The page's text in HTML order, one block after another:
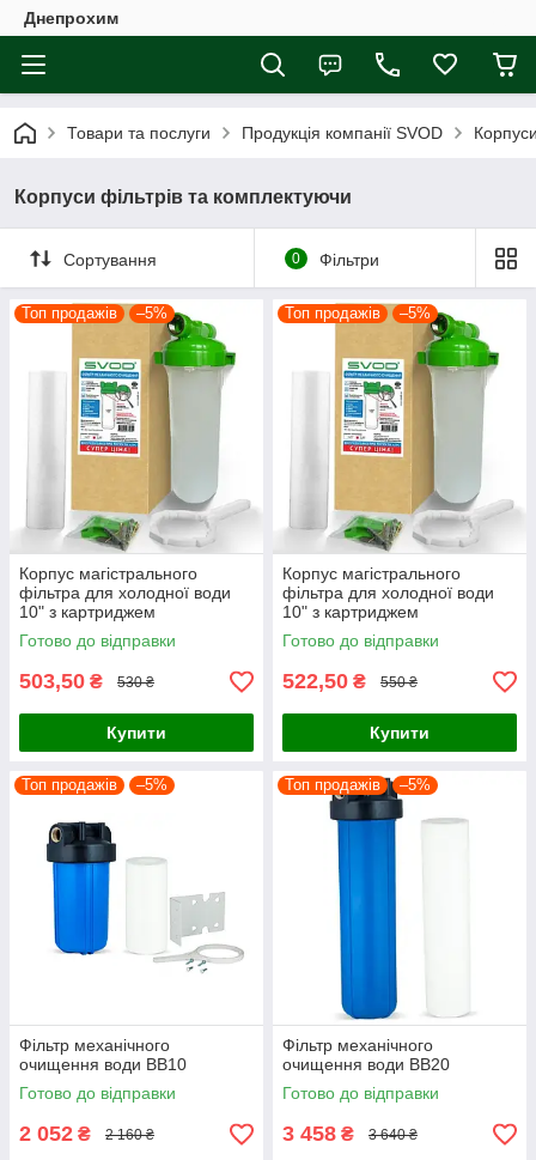
Днепрохим
Товари та послуги Продукція компанії SVOD
Корпуси фільтрів та комплектуючи
Сортування 0 Фільтри
Топ продажів –5%
Корпус магістрального
фільтра для холодної води
10" з картриджем
механічного очищення (L1 /
2) підключення - латунна
Готово до відправки
503,50 ₴ 530 ₴
Купити
Топ продажів –5%
Корпус магістрального
фільтра для холодної води
10" з картриджем
механічного очищення (L3/4)
підключення - латунна різьба
Готово до відправки
522,50 ₴ 550 ₴
Купити
Топ продажів –5%
Фільтр механічного
очищення води ВВ10
Готово до відправки
2 052 ₴ 2 160 ₴
Топ продажів –5%
Фільтр механічного
очищення води ВВ20
Готово до відправки
3 458 ₴ 3 640 ₴